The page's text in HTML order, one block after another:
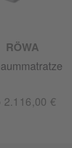
RÖWA
2.116,00 €